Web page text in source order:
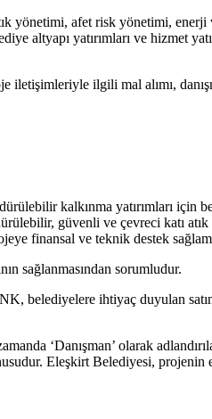
yönetimi, afet risk yönetimi,
altyapı yatırımları ve hizmet
ilgili mal alımı,
kalkınma yatırımları için
güvenli ve çevreci katı atık
finansal ve teknik destek
sağlanmasından sorumludur.
belediyelere ihtiyaç duyulan
‘Danışman’ olarak
Eleşkirt Belediyesi, projenin